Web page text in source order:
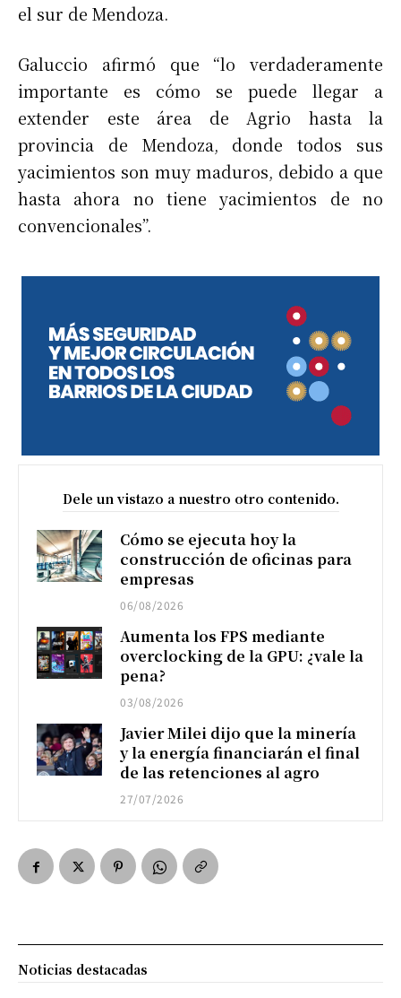
el sur de Mendoza.
Galuccio afirmó que “lo verdaderamente
importante es cómo se puede llegar a
extender este área de Agrio hasta la
provincia de Mendoza, donde todos sus
yacimientos son muy maduros, debido a que
hasta ahora no tiene yacimientos de no
convencionales”.
Dele un vistazo a nuestro otro contenido.
Cómo se ejecuta hoy la
construcción de oficinas para
empresas
06/08/2026
Aumenta los FPS mediante
overclocking de la GPU: ¿vale la
pena?
03/08/2026
Javier Milei dijo que la minería
y la energía financiarán el final
de las retenciones al agro
27/07/2026
Noticias destacadas